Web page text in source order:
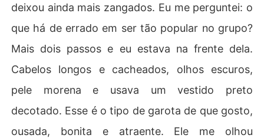
deixou ainda mais zangados. Eu me perguntei: o
que há de errado em ser tão popular no grupo?
Mais dois passos e eu estava na frente dela.
Cabelos longos e cacheados, olhos escuros,
pele morena e usava um vestido preto
decotado. Esse é o tipo de garota de que gosto,
ousada, bonita e atraente. Ele me olhou